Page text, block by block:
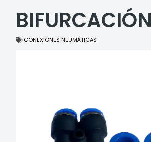
BIFURCACIÓN
CONEXIONES NEUMÁTICAS